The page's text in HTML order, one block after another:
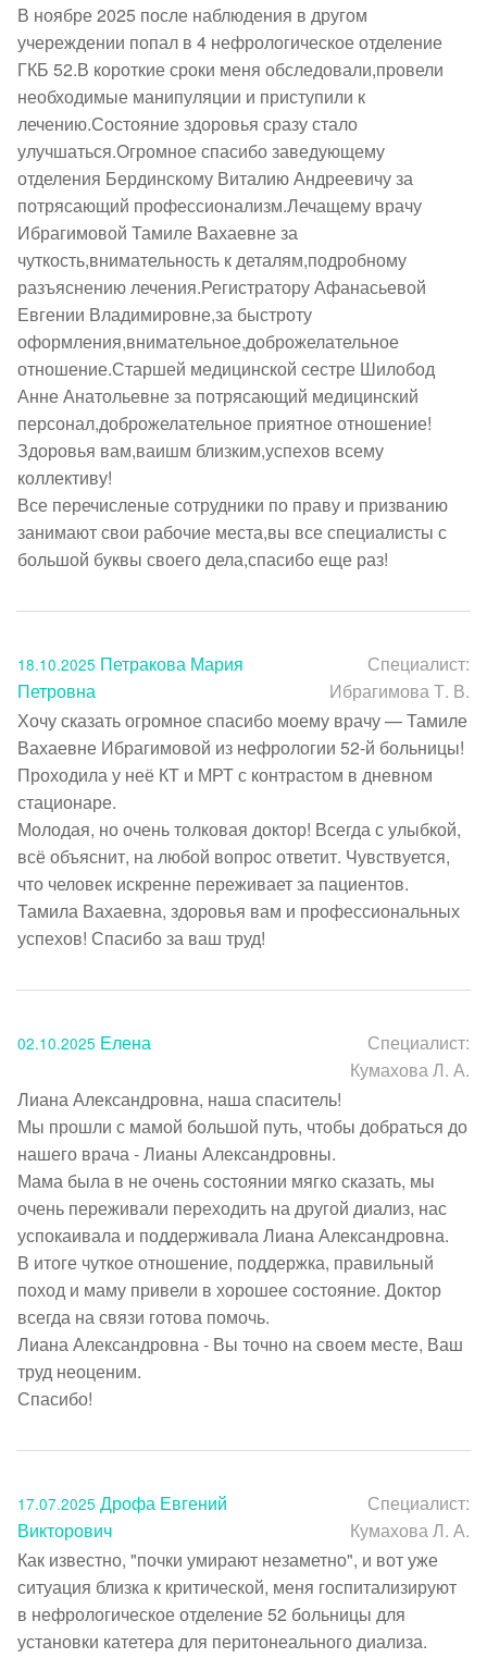
В ноябре 2025 после наблюдения в другом
учереждении попал в 4 нефрологическое отделение
ГКБ 52.В короткие сроки меня обследовали,провели
необходимые манипуляции и приступили к
лечению.Состояние здоровья сразу стало
улучшаться.Огромное спасибо заведующему
отделения Бердинскому Виталию Андреевичу за
потрясающий профессионализм.Лечащему врачу
Ибрагимовой Тамиле Вахаевне за
чуткость,внимательность к деталям,подробному
разъяснению лечения.Регистратору Афанасьевой
Евгении Владимировне,за быстроту
оформления,внимательное,доброжелательное
отношение.Старшей медицинской сестре Шилобод
Анне Анатольевне за потрясающий медицинский
персонал,доброжелательное приятное отношение!
Здоровья вам,ваишм близким,успехов всему
коллективу!
Все перечисленые сотрудники по праву и призванию
занимают свои рабочие места,вы все специалисты с
большой буквы своего дела,спасибо еще раз!
18.10.2025 Петракова Мария
Петровна
Специалист:
Ибрагимова Т. В.
Хочу сказать огромное спасибо моему врачу — Тамиле
Вахаевне Ибрагимовой из нефрологии 52-й больницы!
Проходила у неё КТ и МРТ с контрастом в дневном
стационаре.
Молодая, но очень толковая доктор! Всегда с улыбкой,
всё объяснит, на любой вопрос ответит. Чувствуется,
что человек искренне переживает за пациентов.
Тамила Вахаевна, здоровья вам и профессиональных
успехов! Спасибо за ваш труд!
02.10.2025 Елена
Специалист:
Кумахова Л. А.
Лиана Александровна, наша спаситель!
Мы прошли с мамой большой путь, чтобы добраться до
нашего врача - Лианы Александровны.
Мама была в не очень состоянии мягко сказать, мы
очень переживали переходить на другой диализ, нас
успокаивала и поддерживала Лиана Александровна.
В итоге чуткое отношение, поддержка, правильный
поход и маму привели в хорошее состояние. Доктор
всегда на связи готова помочь.
Лиана Александровна - Вы точно на своем месте, Ваш
труд неоценим.
Спасибо!
17.07.2025 Дрофа Евгений
Викторович
Специалист:
Кумахова Л. А.
Как известно, "почки умирают незаметно", и вот уже
ситуация близка к критической, меня госпитализируют
в нефрологическое отделение 52 больницы для
установки катетера для перитонеального диализа.